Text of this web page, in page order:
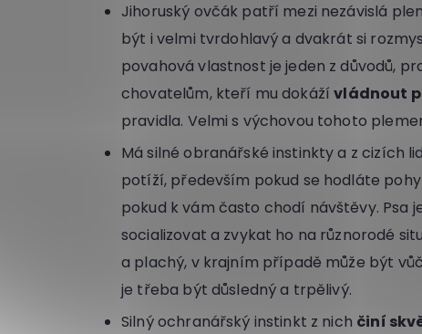
Jihoruský ovčák patří mezi nezávislá
být i velmi tvrdohlavý a dvakrát si
povahová vlastnost je jeden z důvodů,
chovatelům, kteří mu dokážívládnout
pravidla. Velmi s výchovou tohoto
Má silné obranářské instinkty a z cizích
potíží, především pokud se hodláte
pokud k vám často chodí návštěvy.
socializovat a zvykat ho na různorodé
a plachý, v krajním případě může být
je třeba být důsledný a trpělivý.
Silný ochranářský instinkt z nich činí